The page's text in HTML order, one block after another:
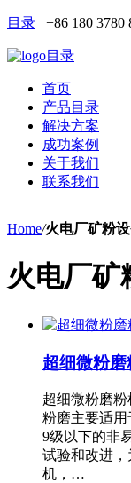
目录 +86 180 3780
目录
首页
产品目录
解决方案
成功案例
关于我们
联系我们
Home/火电厂矿粉
火电厂矿
超细微粉磨
超细微粉磨
粉磨主要适
9级以下的非
试验和改进
机，…